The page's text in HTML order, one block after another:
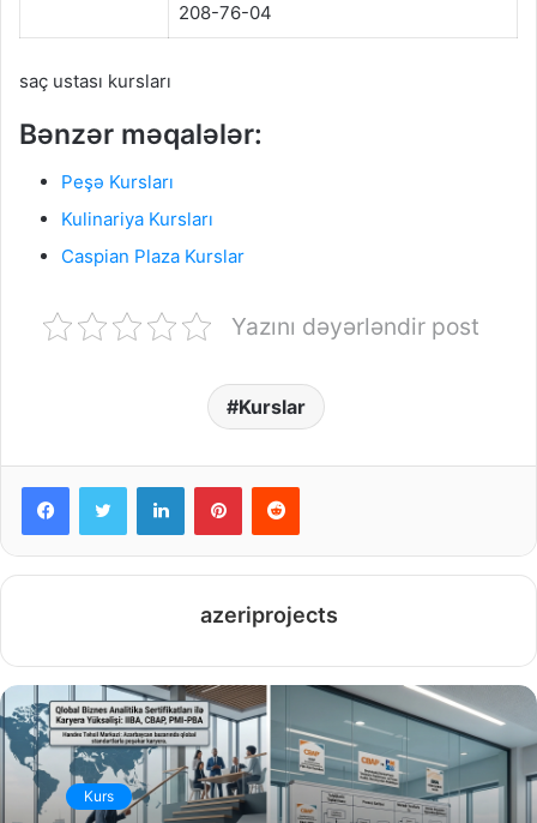
208-76-04
saç ustası kursları
Bənzər məqalələr:
Peşə Kursları
Kulinariya Kursları
Caspian Plaza Kurslar
Yazını dəyərləndir post
Kurslar
FacebookTwitter LinkedInPinterestReddit
azeriprojects
Kurs